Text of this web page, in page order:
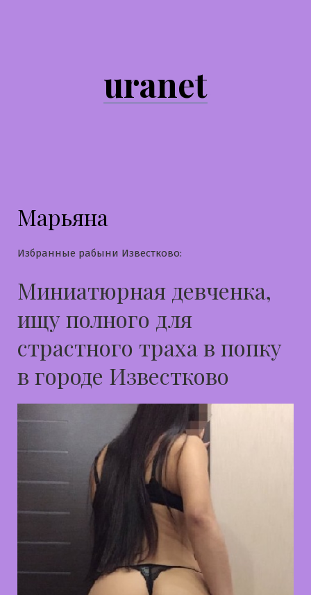
uranet
Марьяна
Избранные рабыни Известково:
Миниатюрная девченка,
ищу полного для
страстного траха в попку
в городе Известково